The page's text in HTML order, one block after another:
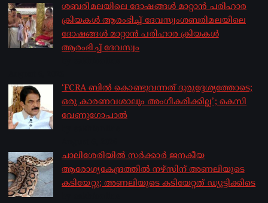
ശബരിമലയിലെ ദോഷങ്ങൾ മാറ്റാൻ പരിഹാര
ക്രിയകൾ ആരംഭിച്ച് ദേവസ്വംശബരിമലയിലെ
ദോഷങ്ങൾ മാറ്റാൻ പരിഹാര ക്രിയകൾ
ആരംഭിച്ച് ദേവസ്വം
‘FCRA ബിൽ കൊണ്ടുവന്നത് ദുരുദ്ദേശ്യത്തോടെ;
ഒരു കാരണവശാലും അം​ഗീകരിക്കില്ല’; കെസി
വേണു​ഗോപാൽ
ചാലിശേരിയില്‍ സര്‍ക്കാര്‍ ജനകീയ
ആരോഗ്യകേന്ദ്രത്തില്‍ നഴ്സിന് അണലിയുടെ
കടിയേറ്റു; അണലിയുടെ കടിയേറ്റത് ഡ്യൂട്ടിക്കിടെ